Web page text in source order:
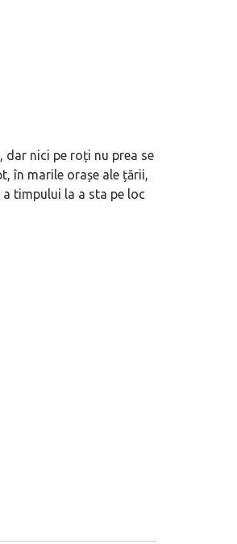
dar nici pe roți nu prea se
în marile orașe ale țării,
timpului la a sta pe loc